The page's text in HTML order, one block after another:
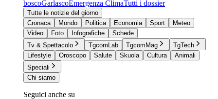
boscoGarlascoEmergenza ClimaTutti i dossier
Tutte le notizie del giorno
Cronaca
Mondo Politica Economia Sport
Meteo
Video
Foto Infografiche
Schede
Tv & Spettacolo
TgcomLab TgcomMag
TgTech
Lifestyle
Oroscopo Salute Skuola Cultura
Animali
Speciali
Chi siamo
Seguici anche su